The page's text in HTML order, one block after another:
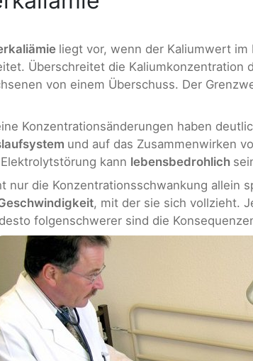
liegt vor, wenn der Kaliumwert
Überschreitet die Kaliumkonzentration
von einem Überschuss. Der
Konzentrationsänderungen haben
und auf das Zusammenwirken
kann lebensbedrohlich
nur die Konzentrationsschwankung allein
, mit der sie sich vollzieht.
folgenschwerer sind die